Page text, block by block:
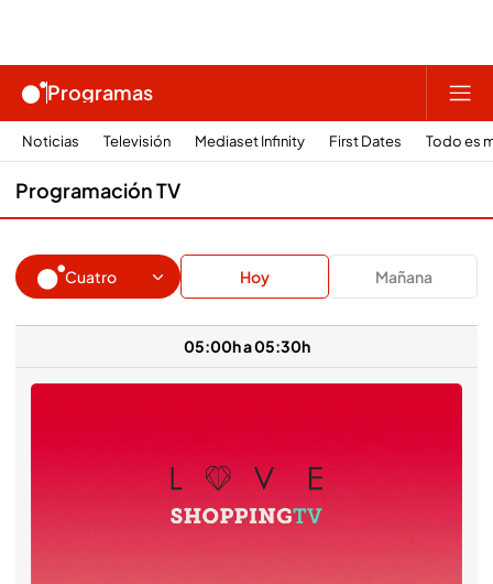
Programas
Noticias Televisión Mediaset Infinity First Dates Todo es
Programación TV
Cuatro Hoy Mañana
05:00h a 05:30h